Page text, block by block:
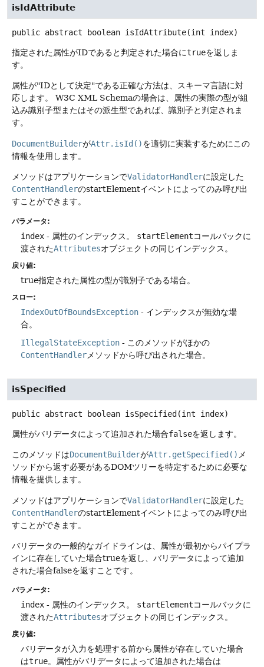
isIdAttribute
public abstract boolean isIdAttribute(int index)
指定された属性がIDであると判定された場合にtrueを返しま
す。
属性が"IDとして決定"である正確な方法は、スキーマ言語に対
応します。
W3C XML Schemaの場合は、属性の実際の型が組
込み識別子型またはその派生型であれば、識別子と判定されま
す。
DocumentBuilderがAttr.isId()を適切に実装するためにこの
情報を使用します。
メソッドはアプリケーションでValidatorHandlerに設定した
ContentHandlerのstartElementイベントによってのみ呼び出
すことができます。
パラメータ:
index - 属性のインデックス。 startElementコールバックに
渡されたAttributesオブジェクトの同じインデックス。
戻り値:
true指定された属性の型が識別子である場合。
スロー:
IndexOutOfBoundsException - インデックスが無効な場
合。
IllegalStateException - このメソッドがほかの
ContentHandler メソッドから呼び出された場合。
isSpecified
public abstract boolean isSpecified (int index)
属性がバリデータによって追加された場合falseを返します。
このメソッドはDocumentBuilderがAttr.getSpecified() メ
ソッドから返す必要があるDOMツリーを特定するために必要な
情報を提供します。
メソッドはアプリケーションでValidatorHandlerに設定した
ContentHandlerのstartElementイベントによってのみ呼び出
すことができます。
バリデータの一般的なガイドラインは、属性が最初からパイプラ
インに存在していた場合trueを返し、バリデータによって追加
された場合falseを返すことです。
パラメータ:
index - 属性のインデックス。 startElementコールバックに
渡されたAttributesオブジェクトの同じインデックス。
戻り値:
バリデータが入力を処理する前から属性が存在していた場合
はtrue。属性がバリデータによって追加された場合は